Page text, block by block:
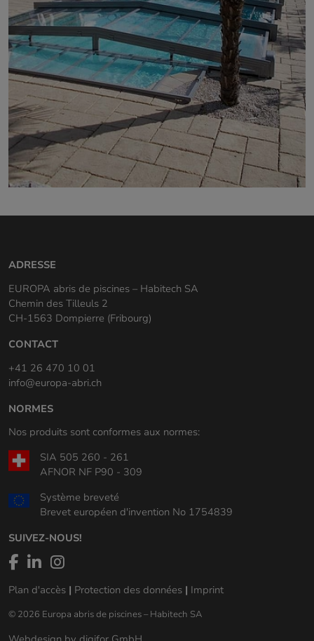
ADRESSE
EUROPA abris de piscines – Habitech SA
Chemin des Tilleuls 2
CH-1563 Dompierre (Fribourg)
CONTACT
+41 26 470 10 01
info@europa-abri.ch
NORMES
Nos produits sont conformes aux normes:
SIA 505 260 - 261
AFNOR NF P90 - 309
Système breveté
Brevet européen d'invention No 1754839
SUIVEZ-NOUS!
Plan d'accès | Protection des données | Imprint
© 2026 Europa abris de piscines – Habitech SA